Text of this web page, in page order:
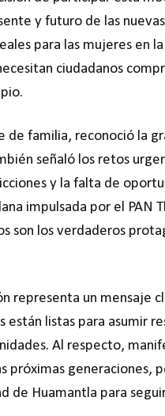
y futuro de las
para las mujeres en
ciudadanos
de familia, reconoció la
señaló los retos
y la falta de
impulsada por el PAN
son los verdaderos
representa un mensaje
listas para asumir
Al respecto,
próximas generaciones,
de Huamantla para